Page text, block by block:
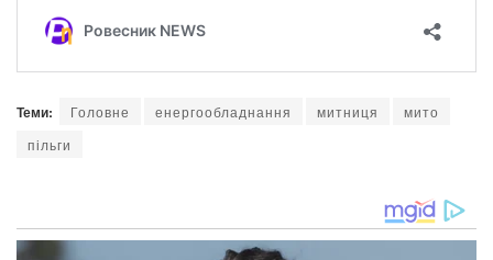
Теми: Головне енергообладнання митниця
мито
пільги